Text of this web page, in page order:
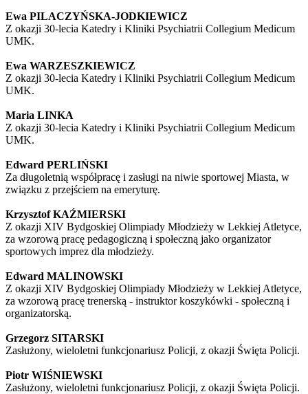
Ewa PILACZYŃSKA-JODKIEWICZ
Z okazji 30-lecia Katedry i Kliniki Psychiatrii Collegium Medicum
UMK.
Ewa WARZESZKIEWICZ
Z okazji 30-lecia Katedry i Kliniki Psychiatrii Collegium Medicum
UMK.
Maria LINKA
Z okazji 30-lecia Katedry i Kliniki Psychiatrii Collegium Medicum
UMK.
Edward PERLIŃSKI
Za długoletnią współpracę i zasługi na niwie sportowej Miasta, w
związku z przejściem na emeryturę.
Krzysztof KAŹMIERSKI
Z okazji XIV Bydgoskiej Olimpiady Młodzieży w Lekkiej Atletyce,
za wzorową pracę pedagogiczną i społeczną jako organizator
sportowych imprez dla młodzieży.
Edward MALINOWSKI
Z okazji XIV Bydgoskiej Olimpiady Młodzieży w Lekkiej Atletyce,
za wzorową pracę trenerską - instruktor koszykówki - społeczną i
organizatorską.
Grzegorz SITARSKI
Zasłużony, wieloletni funkcjonariusz Policji, z okazji Święta Policji.
Piotr WIŚNIEWSKI
Zasłużony, wieloletni funkcjonariusz Policji, z okazji Święta Policji.